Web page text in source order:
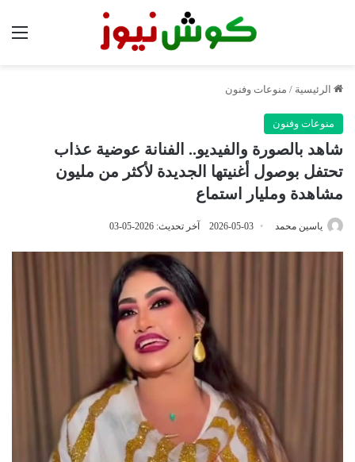
الرئيسية / منوعات وفنون
منوعات وفنون
شاهد بالصورة والفيديو.. الفنانة عوضية عذاب
تحتفل بوصول أغنيتها الجديدة لأكثر من مليون
مشاهدة ومليار استماع
ياسين محمد 2026-05-03 آخر تحديث: 2026-05-03